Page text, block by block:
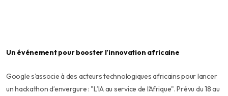
Un événement pour booster l’innovation africaine
Google s’associe à des acteurs technologiques africains pour lancer
un hackathon d’envergure : "L’IA au service de l’Afrique". Prévu du 18 au